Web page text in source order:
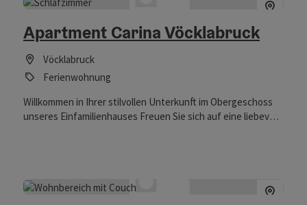
Apartment Carina Vöcklabruck
Vöcklabruck
Ferienwohnung
Willkommen in Ihrer stilvollen Unterkunft im Obergeschoss
unseres Einfamilienhauses Freuen Sie sich auf eine liebevoll
legen. Es erwarten Sie zwei behagliche Doppelzimmer sowie